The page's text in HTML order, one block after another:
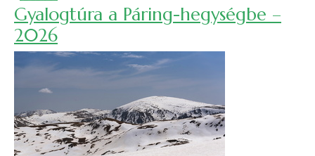
Gyalogtúra a Páring-hegységbe –
2026